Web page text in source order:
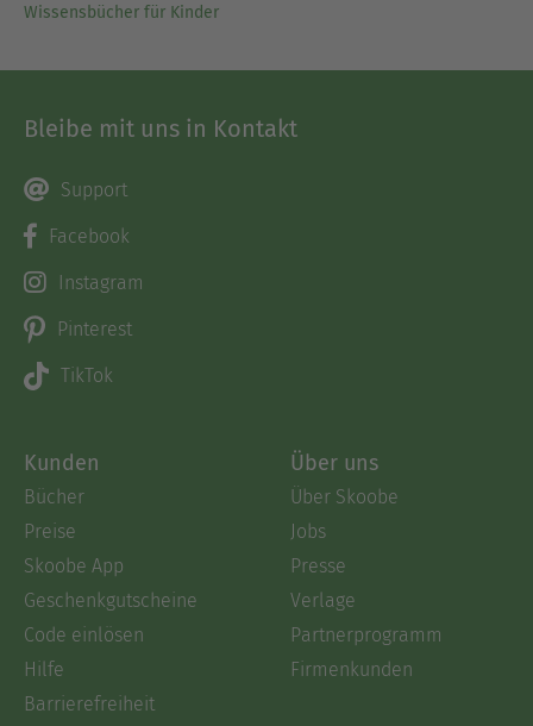
Wissensbücher für Kinder
Bleibe mit uns in Kontakt
Support
Facebook
Instagram
Pinterest
TikTok
Kunden
Bücher
Preise
Skoobe App
Geschenkgutscheine
Code einlösen
Hilfe
Barrierefreiheit
Über uns
Über Skoobe
Jobs
Presse
Verlage
Partnerprogramm
Firmenkunden